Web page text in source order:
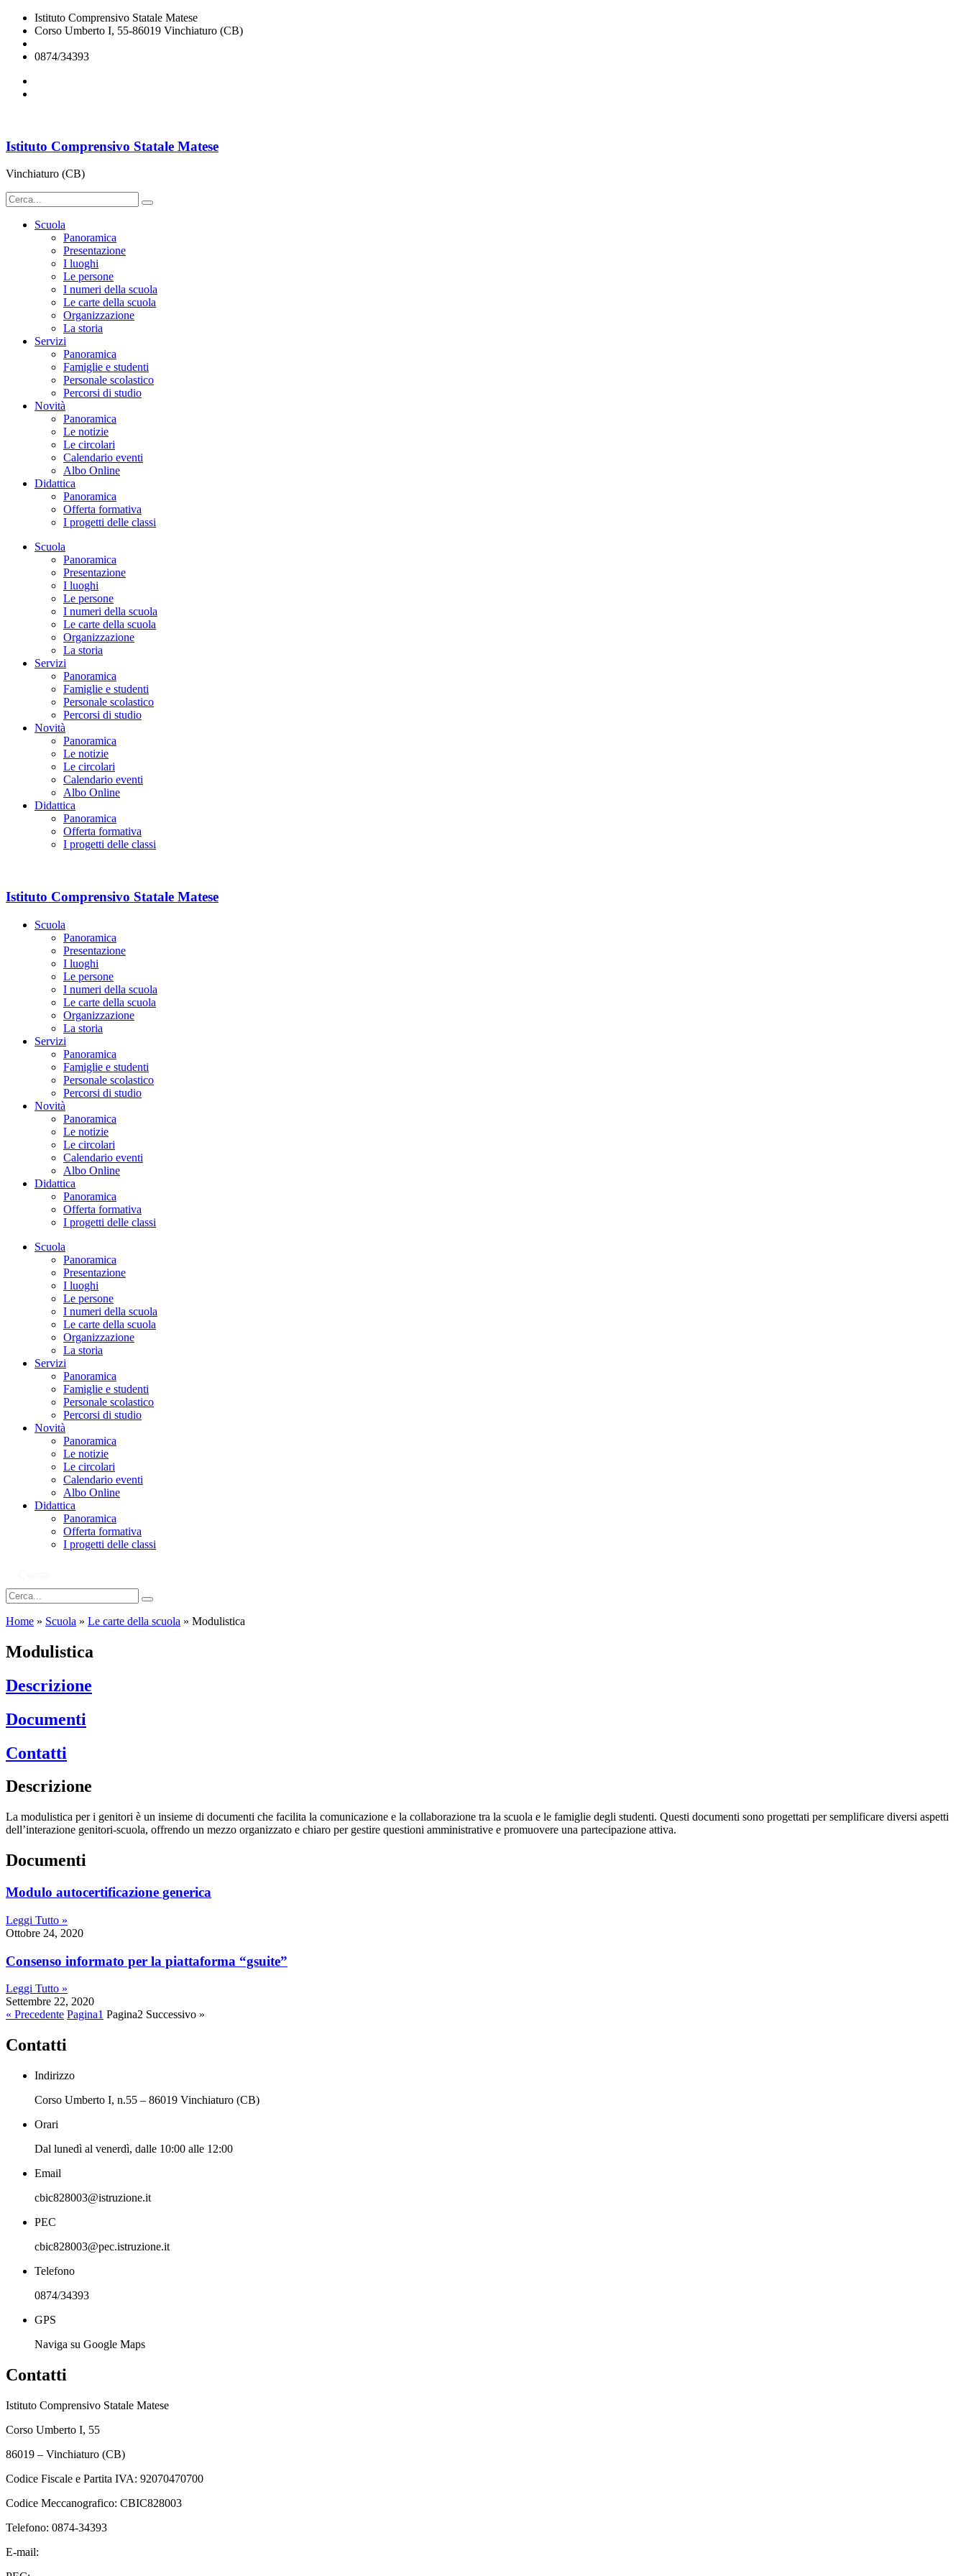
Istituto Comprensivo Statale Matese
Corso Umberto I, 55-86019 Vinchiaturo (CB)
0874/34393
Istituto Comprensivo Statale Matese
Vinchiaturo (CB)
Scuola
Panoramica
Presentazione
I luoghi
Le persone
I numeri della scuola
Le carte della scuola
Organizzazione
La storia
Servizi
Panoramica
Famiglie e studenti
Personale scolastico
Percorsi di studio
Novità
Panoramica
Le notizie
Le circolari
Calendario eventi
Albo Online
Didattica
Panoramica
Offerta formativa
I progetti delle classi
Scuola
Panoramica
Presentazione
I luoghi
Le persone
I numeri della scuola
Le carte della scuola
Organizzazione
La storia
Servizi
Panoramica
Famiglie e studenti
Personale scolastico
Percorsi di studio
Novità
Panoramica
Le notizie
Le circolari
Calendario eventi
Albo Online
Didattica
Panoramica
Offerta formativa
I progetti delle classi
Istituto Comprensivo Statale Matese
Scuola
Panoramica
Presentazione
I luoghi
Le persone
I numeri della scuola
Le carte della scuola
Organizzazione
La storia
Servizi
Panoramica
Famiglie e studenti
Personale scolastico
Percorsi di studio
Novità
Panoramica
Le notizie
Le circolari
Calendario eventi
Albo Online
Didattica
Panoramica
Offerta formativa
I progetti delle classi
Scuola
Panoramica
Presentazione
I luoghi
Le persone
I numeri della scuola
Le carte della scuola
Organizzazione
La storia
Servizi
Panoramica
Famiglie e studenti
Personale scolastico
Percorsi di studio
Novità
Panoramica
Le notizie
Le circolari
Calendario eventi
Albo Online
Didattica
Panoramica
Offerta formativa
I progetti delle classi
Home » Scuola » Le carte della scuola » Modulistica
Modulistica
Descrizione
Documenti
Contatti
Descrizione
La modulistica per i genitori è un insieme di documenti che facilita la comunicazione e la collaborazione tra la scuola e le famiglie degli studenti. Questi documenti sono progettati per semplificare diversi aspetti
dell’interazione genitori-scuola, offrendo un mezzo organizzato e chiaro per gestire questioni amministrative e promuovere una partecipazione attiva.
Documenti
modulo autocertificazione generica
Leggi Tutto »
Ottobre 24, 2020
consenso informato per la piattaforma “gsuite”
Leggi Tutto »
Settembre 22, 2020
« Precedente Pagina1 Pagina2 Successivo »
Contatti
Indirizzo
Corso Umberto I, n.55 – 86019 Vinchiaturo (CB)
Orari
Dal lunedì al venerdì, dalle 10:00 alle 12:00
Email
cbic828003@istruzione.it
PEC
cbic828003@pec.istruzione.it
Telefono
0874/34393
GPS
Naviga su Google Maps
Contatti
Istituto Comprensivo Statale Matese
Corso Umberto I, 55
86019 – Vinchiaturo (CB)
Codice Fiscale e Partita IVA: 92070470700
Codice Meccanografico: CBIC828003
Telefono: 0874-34393
E-mail: